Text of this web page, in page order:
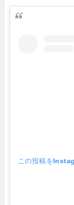
この投稿を